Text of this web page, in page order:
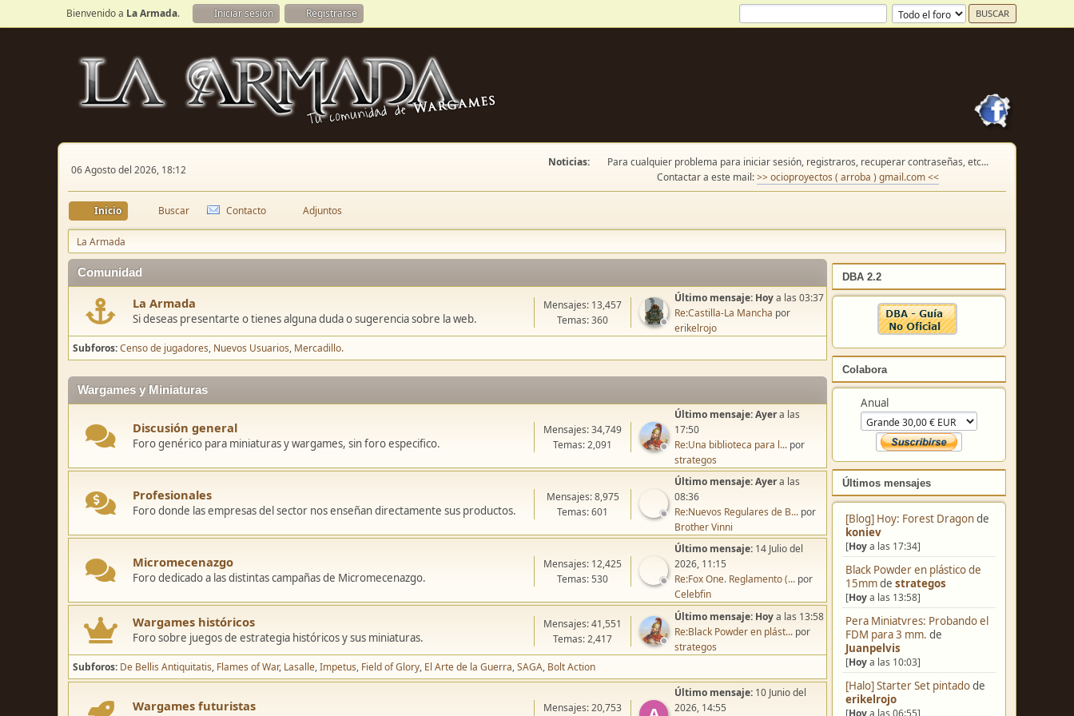
Bienvenido a La Armada. Iniciar sesión Registrarse
06 Agosto del 2026, 18:12
Noticias:
Para cualquier problema para iniciar sesión, registraros, recuperar contraseñas, etc...
Contactar a este mail:>> ocioproyectos ( arroba ) gmail.com <<
Inicio Buscar Contacto Adjuntos
La Armada
DBA 2.2
Colabora
Anual
Últimos mensajes
[Blog] Hoy: Forest Dragonde
koniev
[Hoya las 17:34]
Black Powder en plástico de
15mmdestrategos
[Hoya las 13:58]
Pera Miniatvres: Probando el
FDM para 3 mm.de
Juanpelvis
[Hoya las 10:03]
Comunidad
La Armada
Si deseas presentarte o tienes alguna duda o sugerencia sobre la web.
Mensajes: 13,457
Temas: 360
Último mensaje: Hoya las 03:37
Re:Castilla-La Mancha por
erikelrojo
Subforos Censo de jugadores Nuevos Usuarios Mercadillo.
Wargames y Miniaturas
Discusión general
Foro genérico para miniaturas y wargames, sin foro especifico.
Mensajes: 34,749
Temas: 2,091
Último mensaje:Ayera las
17:50
Re:Una biblioteca para l... por
strategos
Profesionales
Foro donde las empresas del sector nos enseñan directamente sus productos.
Mensajes: 8,975
Temas: 601
Último mensaje:Ayera las
08:36
Re:Nuevos Regulares de B... por
Brother Vinni
Micromecenazgo
Foro dedicado a las distintas campañas de Micromecenazgo.
Mensajes: 12,425
Temas: 530
Último mensaje: 14 Julio del
2026, 11:15
Re:Fox One. Reglamento (... por
Celebfin
Wargames históricos
Foro sobre juegos de estrategia históricos y sus miniaturas.
Mensajes: 41,551
Temas: 2,417
Último mensaje: Hoya las 13:58
Re:Black Powder en plást... por
strategos
Subforos De Bellis Antiquitatis Flames of War Lasalle Impetus Field of Glory El Arte de la Guerra SAGA Bolt Action
Wargames futuristas Mensajes: 20,753
Último mensaje: 10 Junio del
2026, 14:55